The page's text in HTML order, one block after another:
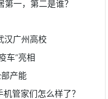
一，第二是谁？
汉广州高校
车”亮相
产能
管家们怎么样了？